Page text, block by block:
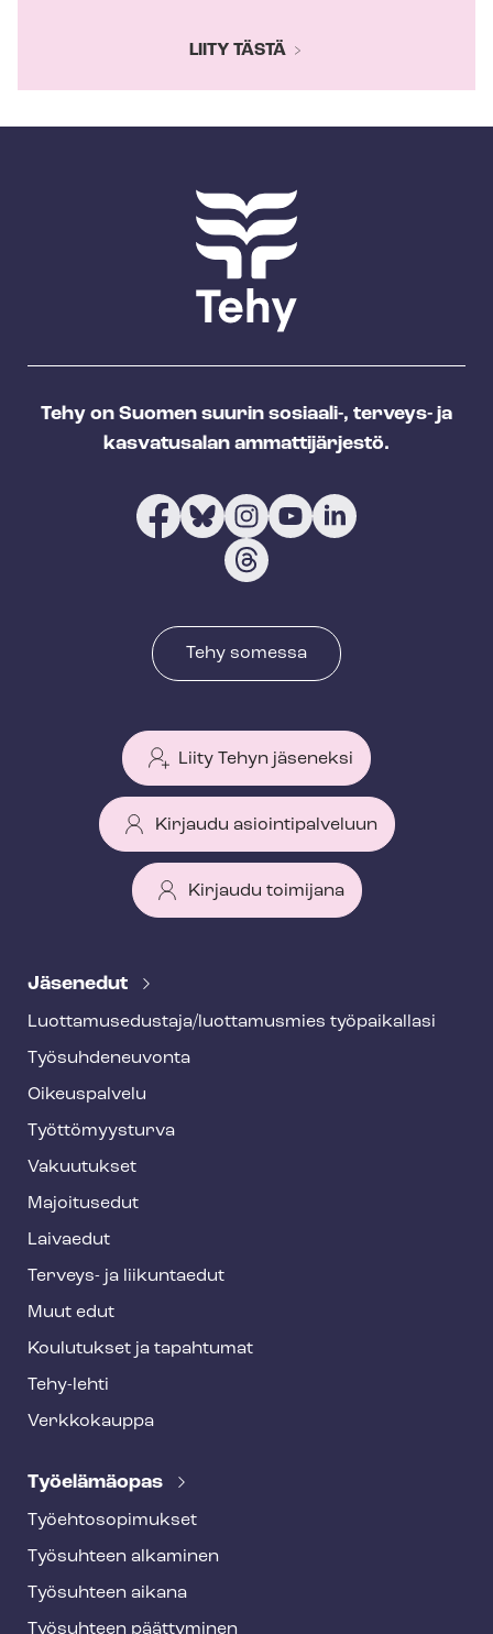
LIITY TÄSTÄ
Tehy on Suomen suurin sosiaali-, terveys- ja
kasvatusalan ammattijärjestö.
Tehy somessa
Liity Tehyn jäseneksi
Kirjaudu asiointipalveluun
Kirjaudu toimijana
e
f
o
o
t
e
Jäsenedut
Luot­ta­muse­dus­ta­ja/luottamusmies työpaikallasi
Työ­suh­de­neu­von­ta
Oikeuspalvelu
Työt­tö­myys­tur­va
Vakuutukset
Majoitusedut
Laivaedut
Terveys- ja liikuntaedut
Muut edut
Koulutukset ja tapahtumat
Tehy-lehti
Verkkokauppa
Työelämäopas
Työ­eh­to­so­pi­muk­set
Työsuhteen alkaminen
Työsuhteen aikana
Työsuhteen päättyminen